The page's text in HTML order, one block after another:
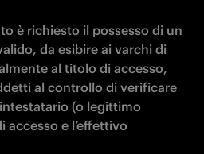
è richiesto il possesso di un
da esibire ai varchi di
al titolo di accesso,
al controllo di verificare
(o legittimo
e l’effettivo